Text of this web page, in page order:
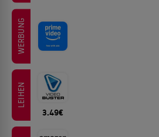
WERBUNG
LEIHEN
3.49€